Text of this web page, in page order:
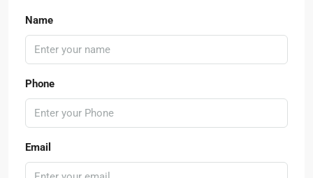
Name
Phone
Email